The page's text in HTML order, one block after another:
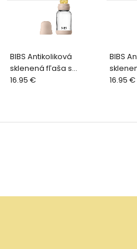
BIBS Antikoliková
sklenená fľaša s
kaučukovým cumlíkom
16.95 €
BIBS
16.95 €